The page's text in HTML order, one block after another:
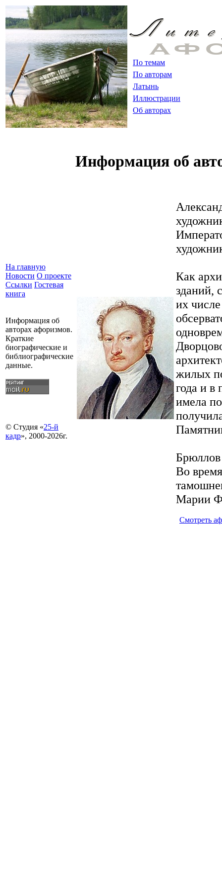
По темам
По авторам
Латынь
Иллюстрации
Об авторах
На главную
Новости О проекте
Ссылки Гостевая
книга
Информация об
авторах афоризмов.
Краткие
биографические и
библиографические
данные.
© Студия «25-й
кадр», 2000-2026г.
Информация об
Как
зданий,
их
жилых
года и в
имела
Во
Марии
Смотреть